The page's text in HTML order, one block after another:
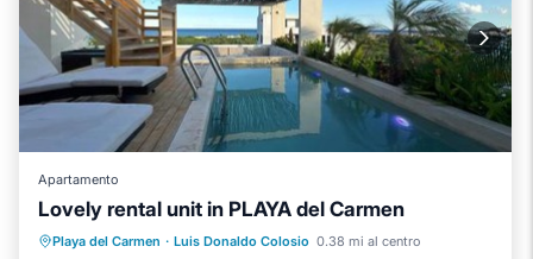
Apartamento
Lovely rental unit in PLAYA del Carmen
Playa del Carmen · Luis Donaldo Colosio 0.38 mi al centro
Bañera de hidromasaje
Aparcamiento